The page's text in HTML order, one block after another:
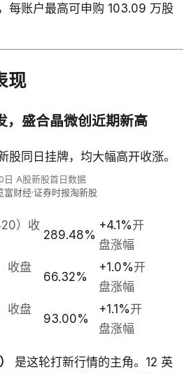
每账户最高可申购 103.09 万股
现
，盛合晶微创近期新高
同日挂牌，均大幅高开收涨。
日 A股新股首日数据
富财经·证券时报淘新股
）收
289.48%
+4.1%开
盘涨幅
收盘
66.32%
+1.0%开
盘涨幅
收盘
93.00%
+1.1%开
盘涨幅
是这轮打新行情的主角。12 英